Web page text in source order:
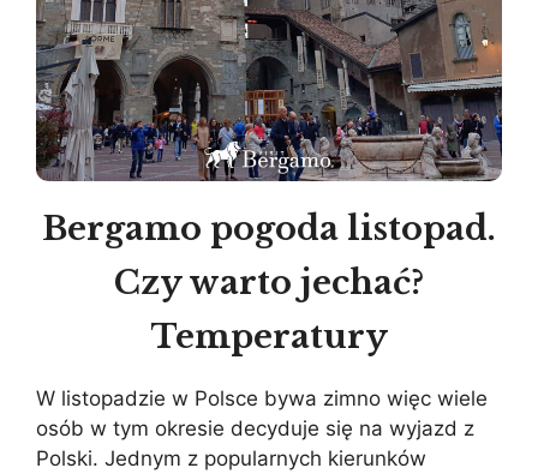
Bergamo pogoda listopad.
Czy warto jechać?
Temperatury
W listopadzie w Polsce bywa zimno więc wiele
osób w tym okresie decyduje się na wyjazd z
Polski. Jednym z popularnych kierunków